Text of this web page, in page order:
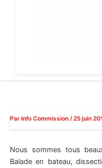
Par Info Commission /25 juin
Nous sommes tous
Balade en bateau,